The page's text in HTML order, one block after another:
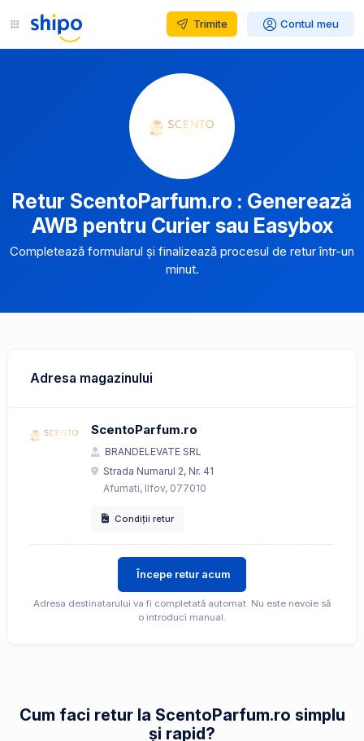
Trimite Contul meu
Retur ScentoParfum.ro : Generează
AWB pentru Curier sau Easybox
Completează formularul și finalizează procesul de retur într-un
minut.
Adresa magazinului
ScentoParfum.ro
BRANDELEVATE SRL
Strada Numarul 2, Nr. 41
Afumati, Ilfov, 077010
Condiții retur
Începe retur acum
Adresa destinatarului va fi completată automat. Nu este nevoie să
o introduci manual.
Cum faci retur la ScentoParfum.ro simplu
și rapid?